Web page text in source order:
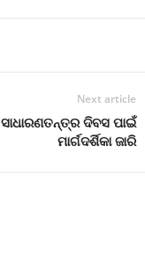
Next article
ସାଧାରଣତନ୍ତ୍ର ଦିବସ ପାଇଁ
ମାର୍ଗଦର୍ଶିକା ଜାରି